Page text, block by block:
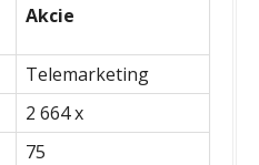
Akcie
Telemarketing
2 664 x
75